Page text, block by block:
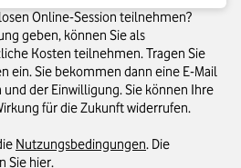
Online-Session teilnehmen?
geben, können Sie als
Kosten teilnehmen. Tragen Sie
ein. Sie bekommen dann eine E-Mail
der Einwilligung. Sie können Ihre
für die Zukunft widerrufen.
Nutzungsbedingungen. Die
Sie hier.